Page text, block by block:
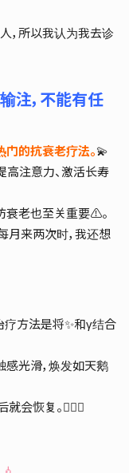
，所以我认为我去诊
注，不能有任
门的抗衰老疗法。💫
高注意力、激活长寿
衰老也至关重要⚠。
月来两次时，我还想
疗方法是将✨和γ结合
光滑，焕发如天鹅
会恢复。🙆🏻‍♀️